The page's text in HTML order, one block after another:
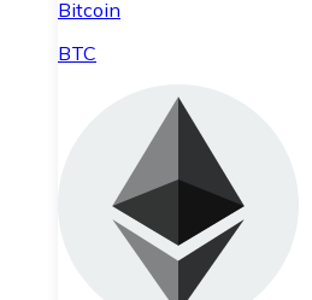
Bitcoin
BTC